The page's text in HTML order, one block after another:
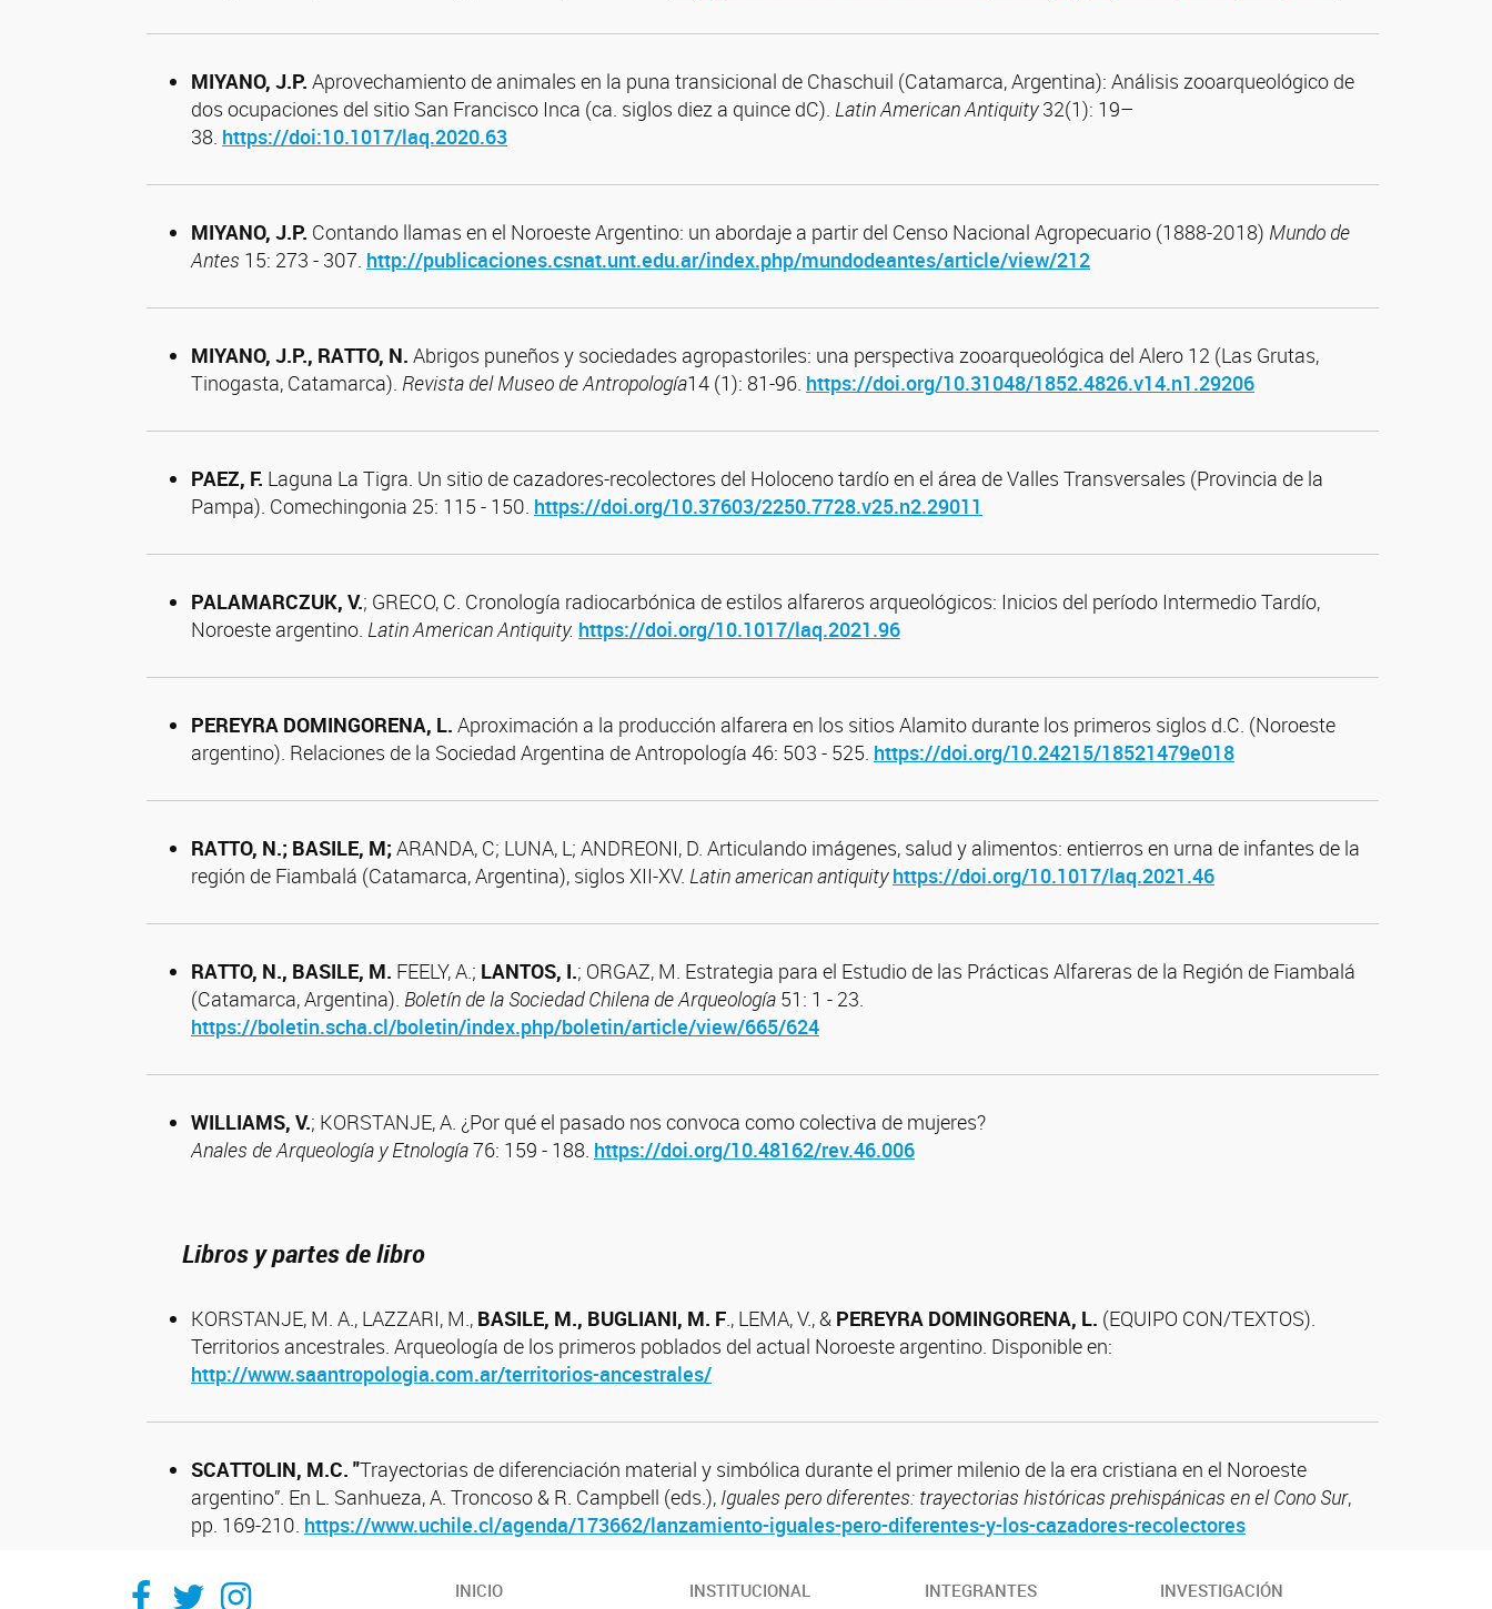
MIYANO, J.P. Aprovechamiento de animales en la puna transicional de Chaschuil (Catamarca, Argentina): Análisis zooarqueológico de
dos ocupaciones del sitio San Francisco Inca (ca. siglos diez a quince dC). Latin American Antiquity32(1): 19–
38. https://doi:10.1017/laq.2020.63
MIYANO, J.P. Contando llamas en el Noroeste Argentino: un abordaje a partir del Censo Nacional Agropecuario (1888-2018) Mundo de
Antes 15: 273 - 307. http://publicaciones.csnat.unt.edu.ar/index.php/mundodeantes/article/view/212
MIYANO, J.P., RATTO, N. Abrigos puneños y sociedades agropastoriles: una perspectiva zooarqueológica del Alero 12 (Las Grutas,
Tinogasta, Catamarca). Revista del Museo de Antropología14 (1): 81-96. https://doi.org/10.31048/1852.4826.v14.n1.29206
PAEZ, F. Laguna La Tigra. Un sitio de cazadores-recolectores del Holoceno tardío en el área de Valles Transversales (Provincia de la
Pampa). Comechingonia 25: 115 - 150. https://doi.org/10.37603/2250.7728.v25.n2.29011
PALAMARCZUK, V.; GRECO, C. Cronología radiocarbónica de estilos alfareros arqueológicos: Inicios del período Intermedio Tardío,
Noroeste argentino. Latin American Antiquity. https://doi.org/10.1017/laq.2021.96
PEREYRA DOMINGORENA, L. Aproximación a la producción alfarera en los sitios Alamito durante los primeros siglos d.C. (Noroeste
argentino). Relaciones de la Sociedad Argentina de Antropología 46: 503 - 525. https://doi.org/10.24215/18521479e018
RATTO, N.; BASILE, M;ARANDA, C; LUNA, L; ANDREONI, D. Articulando imágenes, salud y alimentos: entierros en urna de infantes de la
región de Fiambalá (Catamarca, Argentina), siglos XII-XV. Latin american antiquity https://doi.org/10.1017/laq.2021.46
RATTO, N., BASILE, M. FEELY, A.; LANTOS, I.; ORGAZ, M. Estrategia para el Estudio de las Prácticas Alfareras de la Región de Fiambalá
(Catamarca, Argentina). Boletín de la Sociedad Chilena de Arqueología 51: 1 - 23.
https://boletin.scha.cl/boletin/index.php/boletin/article/view/665/624
WILLIAMS, V.; KORSTANJE, A. ¿Por qué el pasado nos convoca como colectiva de mujeres?
Anales de Arqueología y Etnología76: 159 - 188. https://doi.org/10.48162/rev.46.006
Libros y partes de libro
KORSTANJE, M. A., LAZZARI, M., BASILE, M., BUGLIANI, M. F., LEMA, V., & PEREYRA DOMINGORENA, L. (EQUIPO CON/TEXTOS).
Territorios ancestrales. Arqueología de los primeros poblados del actual Noroeste argentino. Disponible en:
http://www.saantropologia.com.ar/territorios-ancestrales/
SCATTOLIN, M.C. "Trayectorias de diferenciación material y simbólica durante el primer milenio de la era cristiana en el Noroeste
argentino”. En L. Sanhueza, A. Troncoso & R. Campbell (eds.), Iguales pero diferentes: trayectorias históricas prehispánicas en el Cono Sur,
pp. 169-210. https://www.uchile.cl/agenda/173662/lanzamiento-iguales-pero-diferentes-y-los-cazadores-recolectores
Facebook
TwitterInstagram INICIO INSTITUCIONAL INTEGRANTES INVESTIGACIÓN